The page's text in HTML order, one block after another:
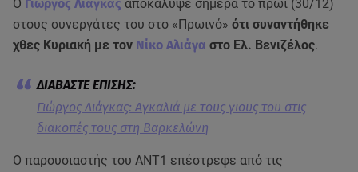
Ο Γιώργος Λιάγκας αποκάλυψε σήμερα το πρωί (30/12)
στους συνεργάτες του στο «Πρωινό» ότι συναντήθηκε
χθες Κυριακή με τον Νίκο Αλιάγα στο Ελ. Βενιζέλος.
Γιώργος Λιάγκας: Αγκαλιά με τους γιους του στις
διακοπές τους στη Βαρκελώνη
Ο παρουσιαστής του ΑΝΤ1 επέστρεφε από τις